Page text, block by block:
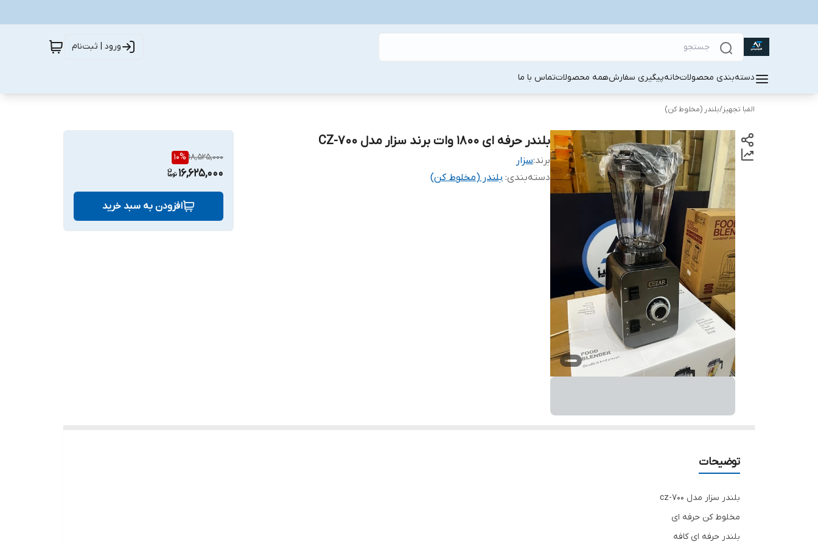
ورود | ثبت‌نام
دسته‌بندی محصولاتخانهپیگیری سفارشهمه محصولاتتماس با ما
الفبا تجهیز/بلندر (مخلوط کن)
بلندر حرفه ای ۱۸۰۰ وات برند سزار مدل CZ-700
برند:سزار
دسته‌بندی: بلندر (مخلوط کن)
18,525,000
10%
16,625,000
افزودن به سبد خرید
توضیحات
بلندر سزار مدل cz-700
مخلوط کن حرفه ای
بلندر حرفه ای کافه